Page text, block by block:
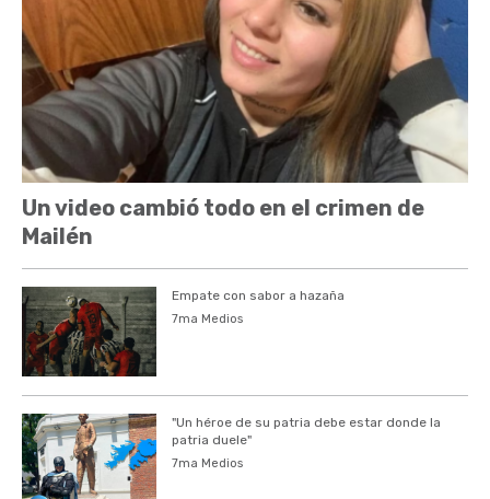
Un video cambió todo en el crimen de
Mailén
Empate con sabor a hazaña
7ma Medios
"Un héroe de su patria debe estar donde la
patria duele"
7ma Medios